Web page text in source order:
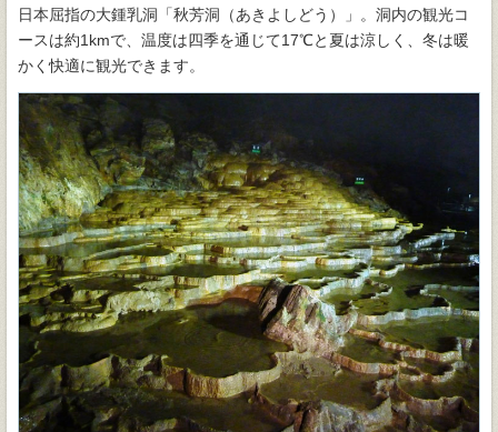
日本屈指の大鍾乳洞「秋芳洞（あきよしどう）」。洞内の観光コ
ースは約1kmで、温度は四季を通じて17℃と夏は涼しく、冬は暖
かく快適に観光できます。